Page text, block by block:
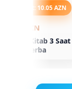
Qiymət: 10.05 AZN
AZN
kitabı. Kitab 3 Saat
Şerba